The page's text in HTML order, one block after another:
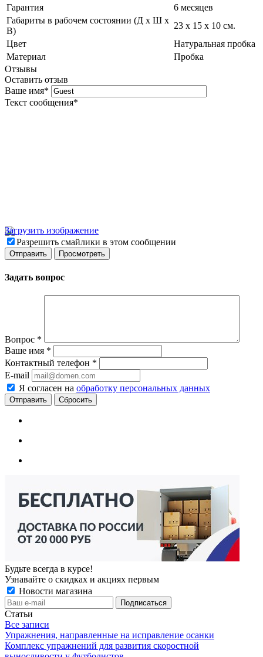
Гарантия
6 месяцев
Габариты в рабочем состоянии (Д х Ш х
В)
23 х 15 х 10 см.
Цвет
Натуральная пробка
Материал
Пробка
Отзывы
Оставить отзыв
Ваше имя*
Текст сообщения*
Загрузить изображение
Разрешить смайлики в этом сообщении
Задать вопрос
Вопрос *
Ваше имя *
Контактный телефон *
E-mail
Я согласен на обработку персональных данных
Сбросить
Будьте всегда в курсе!
Узнавайте о скидках и акциях первым
Новости магазина
Статьи
Все записи
Упражнения, направленные на исправление осанки
Комплекс упражнений для развития скоростной